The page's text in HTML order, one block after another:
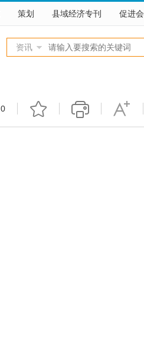
策划 县域经济专刊 促进会
资讯
0